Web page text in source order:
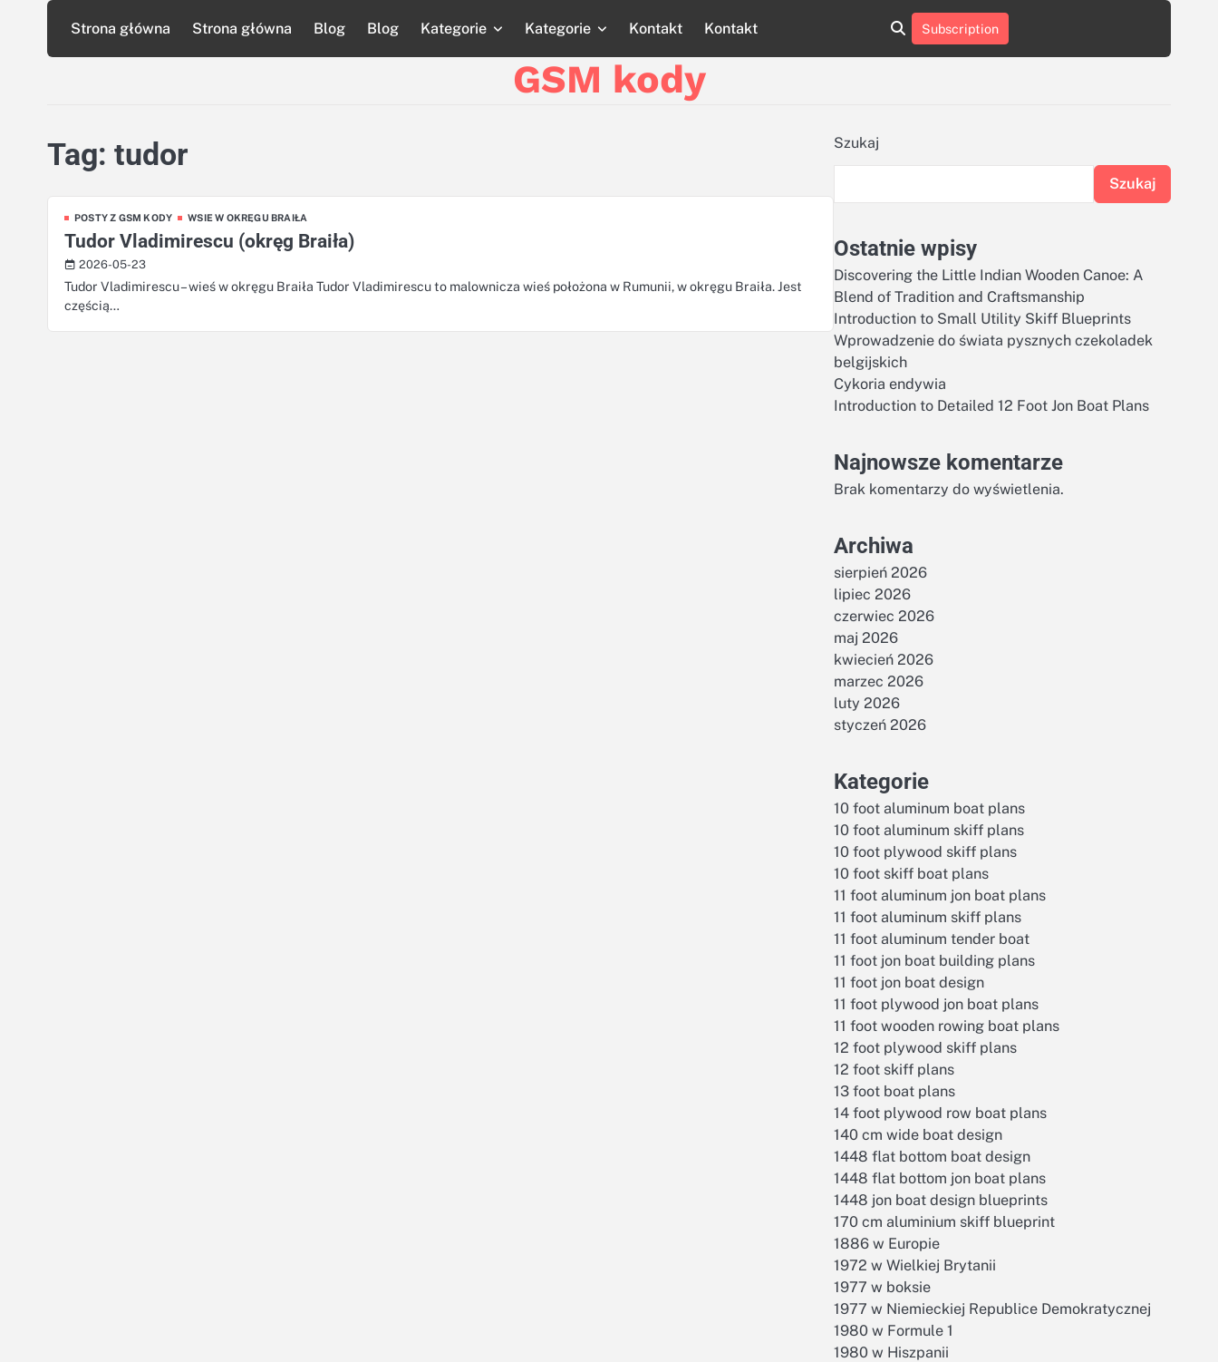
content
Strona główna Strona główna Blog Blog Kategorie Kategorie Kontakt Kontakt
główna
główna
aluminumboatplans.com
aluminumboatplans.com
Kontakt
Kontakt
Subscription
GSM kody
Tag: tudor
POSTY Z GSM KODY WSIE W OKRĘGU BRAIŁA
Tudor Vladimirescu (okręg Braiła)
2026-05-23
Tudor Vladimirescu – wieś w okręgu Braiła Tudor Vladimirescu to malownicza wieś położona w Rumunii, w okręgu Braiła. Jest
częścią…
Szukaj
Szukaj
Ostatnie wpisy
Discovering the Little Indian Wooden Canoe: A
Blend of Tradition and Craftsmanship
Introduction to Small Utility Skiff Blueprints
Wprowadzenie do świata pysznych czekoladek
belgijskich
Cykoria endywia
Introduction to Detailed 12 Foot Jon Boat Plans
Najnowsze komentarze
Brak komentarzy do wyświetlenia.
Archiwa
sierpień 2026
lipiec 2026
czerwiec 2026
maj 2026
kwiecień 2026
marzec 2026
luty 2026
styczeń 2026
Kategorie
10 foot aluminum boat plans
10 foot aluminum skiff plans
10 foot plywood skiff plans
10 foot skiff boat plans
11 foot aluminum jon boat plans
11 foot aluminum skiff plans
11 foot aluminum tender boat
11 foot jon boat building plans
11 foot jon boat design
11 foot plywood jon boat plans
11 foot wooden rowing boat plans
12 foot plywood skiff plans
12 foot skiff plans
13 foot boat plans
14 foot plywood row boat plans
140 cm wide boat design
1448 flat bottom boat design
1448 flat bottom jon boat plans
1448 jon boat design blueprints
170 cm aluminium skiff blueprint
1886 w Europie
1972 w Wielkiej Brytanii
1977 w boksie
1977 w Niemieckiej Republice Demokratycznej
1980 w Formule 1
1980 w Hiszpanii